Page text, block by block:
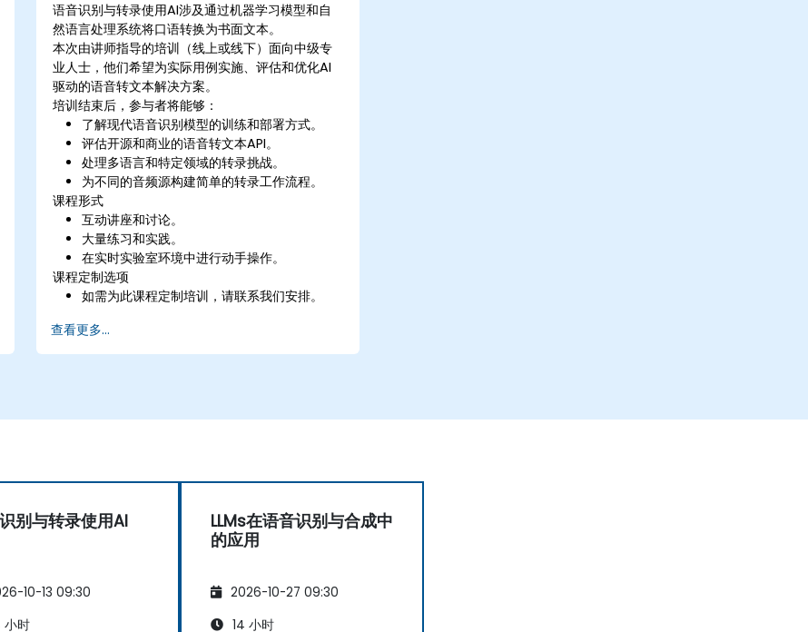
语音识别与转录使用AI涉及通过机器学习模型和自
然语言处理系统将口语转换为书面文本。
本次由讲师指导的培训（线上或线下）面向中级专
业人士，他们希望为实际用例实施、评估和优化AI
驱动的语音转文本解决方案。
培训结束后，参与者将能够：
了解现代语音识别模型的训练和部署方式。
评估开源和商业的语音转文本API。
处理多语言和特定领域的转录挑战。
为不同的音频源构建简单的转录工作流程。
课程形式
互动讲座和讨论。
大量练习和实践。
在实时实验室环境中进行动手操作。
课程定制选项
如需为此课程定制培训，请联系我们安排。
查看更多...
别与转录使用AI
10-13 09:30
小时
LLMs在语音识别与合成中
的应用
2026-10-27 09:30
14 小时